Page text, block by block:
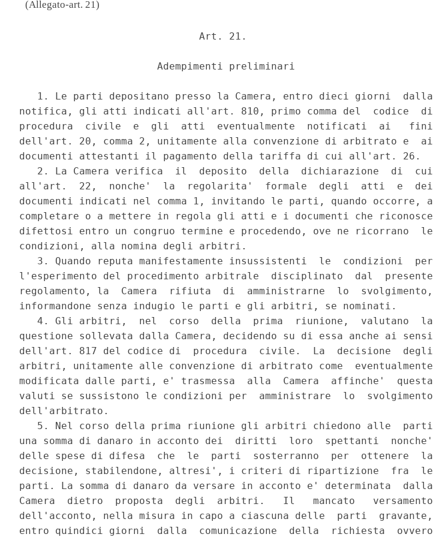
(Allegato-art. 21)
                              Art. 21.
                       Adempimenti preliminari
   1. Le parti depositano presso la Camera, entro dieci giorni  dalla
notifica, gli atti indicati all'art. 810, primo comma del  codice  di
procedura  civile  e  gli  atti  eventualmente  notificati  ai   fini
dell'art. 20, comma 2, unitamente alla convenzione di arbitrato e  ai
documenti attestanti il pagamento della tariffa di cui all'art. 26.
   2. La Camera verifica  il  deposito  della  dichiarazione  di  cui
all'art.  22,  nonche'  la  regolarita'  formale  degli  atti  e  dei
documenti indicati nel comma 1, invitando le parti, quando occorre, a
completare o a mettere in regola gli atti e i documenti che riconosce
difettosi entro un congruo termine e procedendo, ove ne ricorrano  le
condizioni, alla nomina degli arbitri.
   3. Quando reputa manifestamente insussistenti  le  condizioni  per
l'esperimento del procedimento arbitrale  disciplinato  dal  presente
regolamento, la  Camera  rifiuta  di  amministrarne  lo  svolgimento,
informandone senza indugio le parti e gli arbitri, se nominati.
   4. Gli arbitri,  nel  corso  della  prima  riunione,  valutano  la
questione sollevata dalla Camera, decidendo su di essa anche ai sensi
dell'art. 817 del codice di  procedura  civile.  La  decisione  degli
arbitri, unitamente alle convenzione di arbitrato come  eventualmente
modificata dalle parti, e' trasmessa  alla  Camera  affinche'  questa
valuti se sussistono le condizioni per  amministrare  lo  svolgimento
dell'arbitrato.
   5. Nel corso della prima riunione gli arbitri chiedono alle  parti
una somma di danaro in acconto dei  diritti  loro  spettanti  nonche'
delle spese di difesa  che  le  parti  sosterranno  per  ottenere  la
decisione, stabilendone, altresi', i criteri di ripartizione  fra  le
parti. La somma di danaro da versare in acconto e' determinata  dalla
Camera  dietro  proposta  degli  arbitri.   Il   mancato   versamento
dell'acconto, nella misura in capo a ciascuna delle  parti  gravante,
entro quindici giorni  dalla  comunicazione  della  richiesta  ovvero